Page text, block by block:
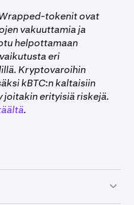
tokenit ovat
vakuuttamia ja
helpottamaan
eri
Kryptovaroihin
kBTC:n kaltaisiin
erityisiä riskejä.
.